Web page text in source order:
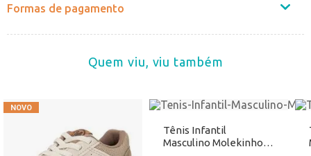
Formas de pagamento
Quem viu, viu também
Tênis Infantil
Masculino Molekinho